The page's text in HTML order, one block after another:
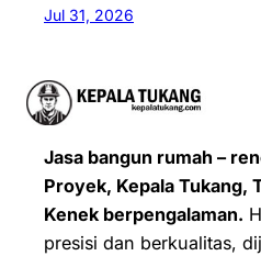
Jul 31, 2026
Jasa bangun rumah –
Proyek, Kepala Tukang,
Kenek berpengalaman.
presisi dan berkualitas,